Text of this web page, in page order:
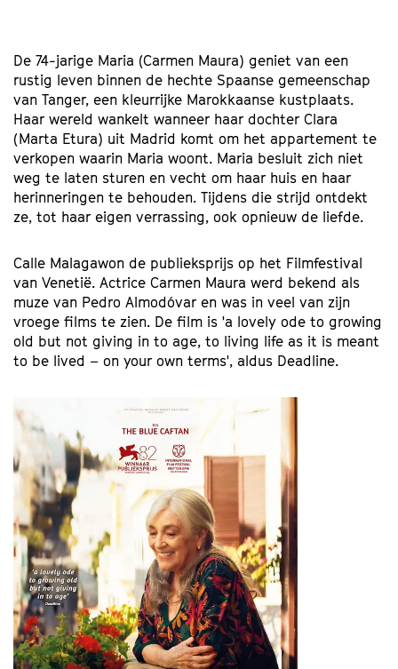
De 74-jarige Maria (Carmen Maura) geniet van een
rustig leven binnen de hechte Spaanse gemeenschap
van Tanger, een kleurrijke Marokkaanse kustplaats.
Haar wereld wankelt wanneer haar dochter Clara
(Marta Etura) uit Madrid komt om het appartement te
verkopen waarin Maria woont. Maria besluit zich niet
weg te laten sturen en vecht om haar huis en haar
herinneringen te behouden. Tijdens die strijd ontdekt
ze, tot haar eigen verrassing, ook opnieuw de liefde.
Calle Malagawon de publieksprijs op het Filmfestival
van Venetië. Actrice Carmen Maura werd bekend als
muze van Pedro Almodóvar en was in veel van zijn
vroege films te zien. De film is 'a lovely ode to growing
old but not giving in to age, to living life as it is meant
to be lived – on your own terms', aldus Deadline.